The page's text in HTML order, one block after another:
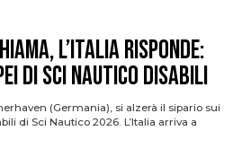
l’Italia risponde:
di Sci Nautico Disabili
(Germania), si alzerà il sipario sui
di Sci Nautico 2026. L’Italia arriva a